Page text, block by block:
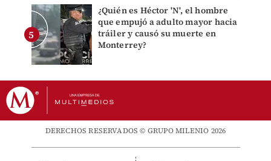
¿Quién es Héctor 'N', el hombre
que empujó a adulto mayor hacia
tráiler y causó su muerte en
Monterrey?
DERECHOS RESERVADOS © GRUPO MILENIO 2026